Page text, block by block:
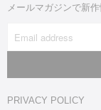
メールマガジンで新
PRIVACY POLICY